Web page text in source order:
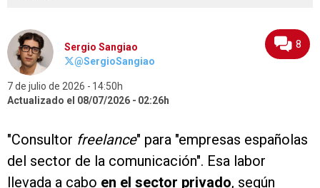
Sergio Sangiao
@SergioSangiao
7 de julio de 2026
14:50h
Actualizado el 08/07/2026
02:26h
8
"Consultor freelance" para "empresas españolas
del sector de la comunicación". Esa labor
llevada a cabo en el sector privado, según